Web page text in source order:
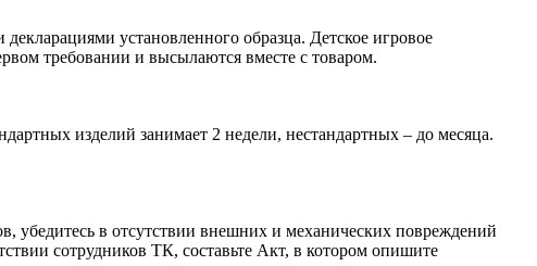
установленного образца. Детское игровое
требовании и высылаются вместе с товаром.
изделий занимает 2 недели, нестандартных – до месяца.
убедитесь в отсутствии внешних и механических повреждений
сотрудников ТК, составьте Акт, в котором опишите